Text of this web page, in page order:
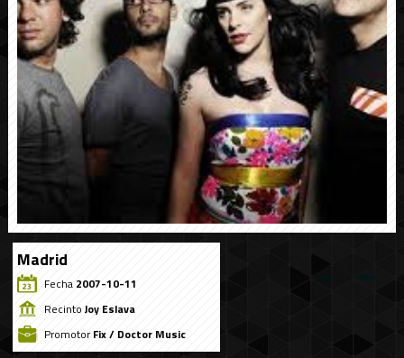
Madrid
Fecha 2007-10-11
Recinto Joy Eslava
PromotorFix / Doctor Music